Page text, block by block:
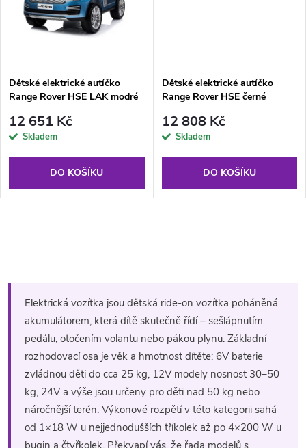
ů
Dětské elektrické autíčko
Range Rover HSE LAK modré
12 651 Kč
Skladem
DO KOŠÍKU
Dětské elektrické autíčko
Range Rover HSE černé
12 808 Kč
Skladem
DO KOŠÍKU
Elektrická vozítka jsou dětská ride-on vozítka poháněná
akumulátorem, která dítě skutečně řídí – sešlápnutím
pedálu, otočením volantu nebo pákou plynu. Základní
rozhodovací osa je věk a hmotnost dítěte: 6V baterie
zvládnou děti do cca 25 kg, 12V modely nosnost 30–50
kg, 24V a výše jsou určeny pro děti nad 50 kg nebo
náročnější terén. Výkonové rozpětí v této kategorii sahá
od 1×18 W u nejjednodušších tříkolek až po 4×200 W u